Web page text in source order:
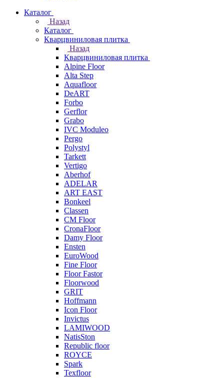
Каталог
Назад
Каталог
Кварцвиниловая плитка
Назад
Кварцвиниловая плитка
Alpine Floor
Alta Step
Aquafloor
DeART
Forbo
Gerflor
Grabo
IVC Moduleo
Pergo
Polystyl
Tarkett
Vertigo
Aberhof
ADELAR
ART EAST
Bonkeel
Classen
CM Floor
CronaFloor
Damy Floor
Ensten
EuroWood
Fine Floor
Floor Fastor
Floorwood
GRIT
Hoffmann
Icon Floor
Invictus
LAMIWOOD
NatisSton
Republic floor
ROYCE
Spark
Texfloor